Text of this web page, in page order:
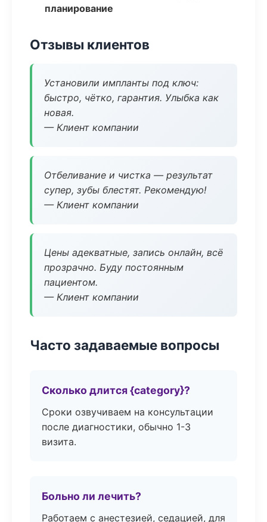
планирование
Отзывы клиентов
Установили импланты под ключ:
быстро, чётко, гарантия. Улыбка как
новая.
— Клиент компании
Отбеливание и чистка — результат
супер, зубы блестят. Рекомендую!
— Клиент компании
Цены адекватные, запись онлайн, всё
прозрачно. Буду постоянным
пациентом.
— Клиент компании
Часто задаваемые вопросы
Сколько длится {category}?
Сроки озвучиваем на консультации
после диагностики, обычно 1-3
визита.
Больно ли лечить?
Работаем с анестезией, седацией, для